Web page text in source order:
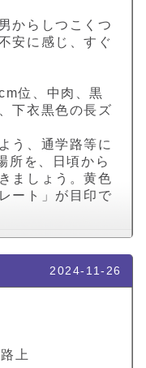
からしつこくつ
安に感じ、すぐ
位、中肉、黒
下衣黒色の長ズ
う、通学路等に
所を、日頃から
ましょう。黄色
ート」が目印で
2024-11-26
上